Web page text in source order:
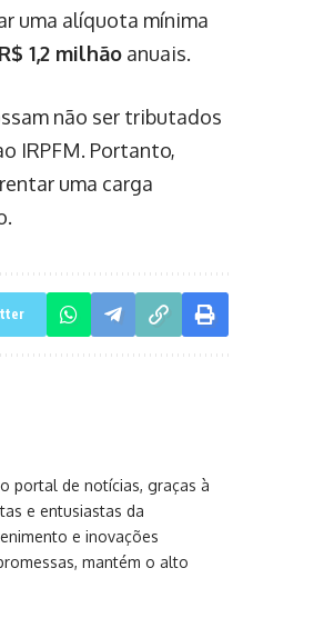
uma alíquota mínima
R$ 1,2 milhão anuais.
não ser tributados
IRPFM. Portanto,
uma carga
portal de notícias, graças à
e entusiastas da
e inovações
mantém o alto